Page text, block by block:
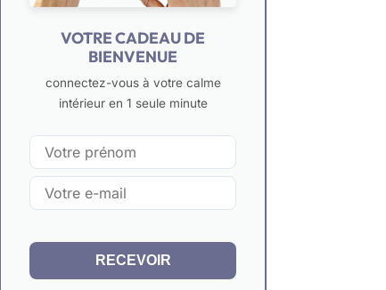
VOTRE CADEAU DE
BIENVENUE
connectez-vous à votre calme
intérieur en 1 seule minute
RECEVOIR